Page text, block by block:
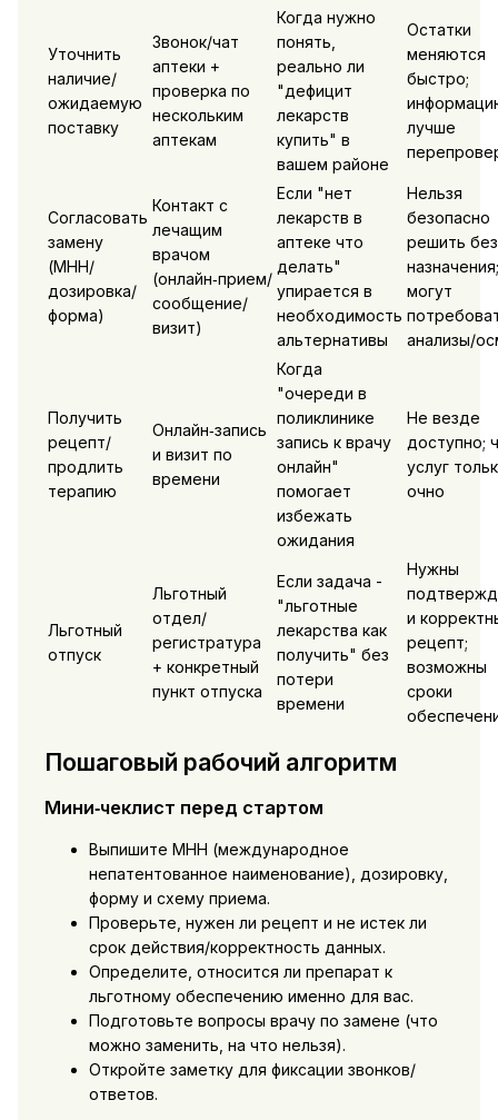
Уточнить
наличие/
ожидаемую
поставку
Звонок/чат
аптеки +
проверка по
нескольким
аптекам
Когда нужно
понять,
реально ли
"дефицит
лекарств
купить" в
вашем районе
Остатки
меняются
быстро;
лучше
Согласовать
замену
(МНН/
дозировка/
форма)
Контакт с
лечащим
врачом
(онлайн‑прием/
сообщение/
визит)
Если "нет
лекарств в
аптеке что
делать"
упирается в
необходимость
альтернативы
Нельзя
безопасно
решить без
назначения;
могут
анализы/
Получить
рецепт/
продлить
терапию
Онлайн‑запись
и визит по
времени
Когда
"очереди в
поликлинике
запись к врачу
онлайн"
помогает
избежать
ожидания
Не везде
доступно;
услуг
очно
Льготный
отпуск
Льготный
отдел/
регистратура
+ конкретный
пункт отпуска
Если задача -
"льготные
лекарства как
получить" без
потери
времени
Нужны
и
рецепт;
возможны
сроки
Пошаговый рабочий алгоритм
Мини‑чеклист перед стартом
Выпишите МНН (международное
непатентованное наименование), дозировку,
форму и схему приема.
Проверьте, нужен ли рецепт и не истек ли
срок действия/корректность данных.
Определите, относится ли препарат к
льготному обеспечению именно для вас.
Подготовьте вопросы врачу по замене (что
можно заменить, на что нельзя).
Откройте заметку для фиксации звонков/
ответов.